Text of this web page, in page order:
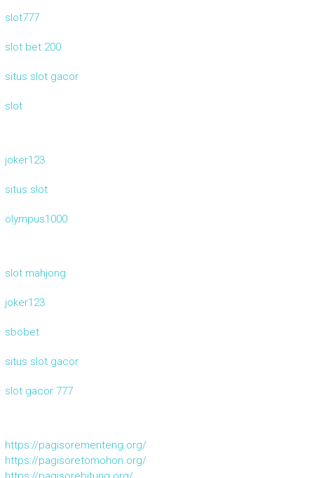
slot777
slot bet 200
situs slot gacor
slot
joker123
situs slot
olympus1000
slot mahjong
joker123
sbobet
situs slot gacor
slot gacor 777
https://pagisorementeng.org/
https://pagisoretomohon.org/